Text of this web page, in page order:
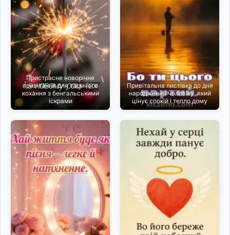
Пристрасне новорічне
привітання для таємного
кохання з бенгальськими
іскрами
Привітальна листівка до дня
народження чоловіку, який
цінує спокій і тепло дому